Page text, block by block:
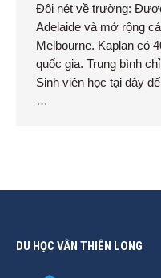
Đôi nét về trường:
Adelaide và mở rộng
Melbourne. Kaplan có
quốc gia. Trung bình
Sinh viên học tại đây
…
DU HỌC VÂN THIÊN LONG